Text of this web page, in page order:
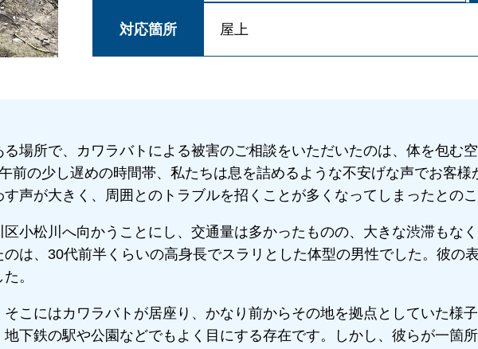
対応箇所 屋上
場所で、カワラバトによる被害のご相談をいただいたのは、体を包む
前の少し遅めの時間帯、私たちは息を詰めるような不安げな声でお客
す声が大きく、周囲とのトラブルを招くことが多くなってしまったとの
小松川へ向かうことにし、交通量は多かったものの、大きな渋滞もな
は、30代前半くらいの高身長でスラリとした体型の男性でした。彼の
。
こにはカワラバトが居座り、かなり前からその地を拠点としていた様
下鉄の駅や公園などでもよく目にする存在です。しかし、彼らが一箇